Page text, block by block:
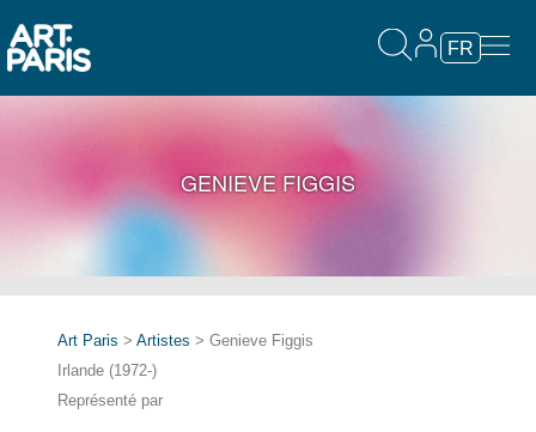
FR
GENIEVE FIGGIS
Art Paris > Artistes > Genieve Figgis
Irlande (1972-)
Représenté par